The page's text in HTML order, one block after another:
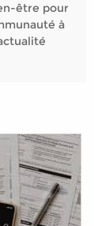
être pour
à